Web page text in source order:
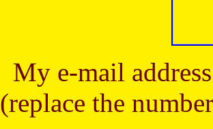
My e-mail
(replace the